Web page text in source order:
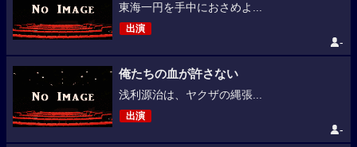
東海一円を手中におさめよ...
出演
-
俺たちの血が許さない
浅利源治は、ヤクザの縄張...
出演
-